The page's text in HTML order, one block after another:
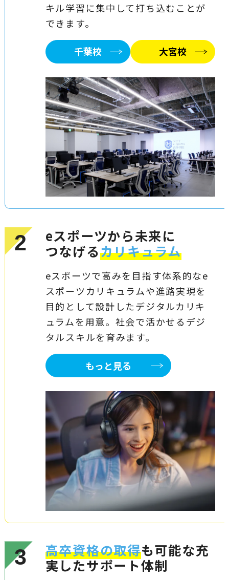
キル学習に集中して打ち込むことが
できます。
千葉校 大宮校
2
eスポーツから未来に
つなげるカリキュラム
eスポーツで高みを目指す体系的なe
スポーツカリキュラムや進路実現を
目的として設計したデジタルカリキ
ュラムを用意。社会で活かせるデジ
タルスキルを育みます。
もっと見る
3 高卒資格の取得も可能な充
実したサポート体制